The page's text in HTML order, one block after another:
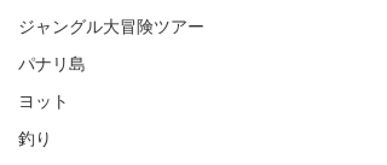
ジャングル大冒険ツアー
パナリ島
ヨット
釣り